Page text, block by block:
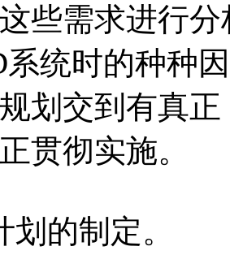
些需求进行
统时的种种
划交到有真
贯彻实施。
的制定。